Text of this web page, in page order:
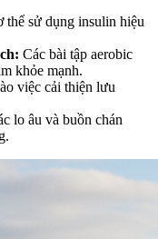
thể sử dụng insulin hiệu
Các bài tập aerobic
khỏe mạnh.
việc cải thiện lưu
lo âu và buồn chán